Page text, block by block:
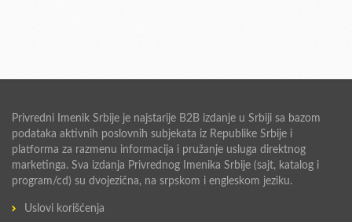
Privredni Imenik Srbije je najstarije B2B izdanje u Srbiji sa bazom
podataka aktivnih poslovnih subjekata iz Republike Srbije i
platforma za razmenu informacija i pružanje usluga direktnog
marketinga. Sva izdanja Privrednog Imenika Srbije (sajt, katalog i
program/cd) su dvojezična, na srpskom i engleskom jeziku.
Uslovi korišćenja